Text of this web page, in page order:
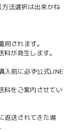
法選択は出来かね
用されます。
が発生します。
入前に必ず公式LINE
料をご案内させてい
返送されてきた場